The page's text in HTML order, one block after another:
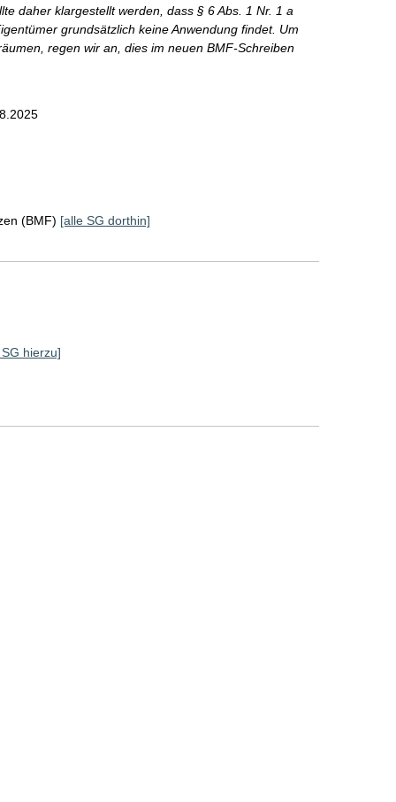
daher klargestellt werden, dass § 6 Abs. 1 Nr. 1 a
grundsätzlich keine Anwendung findet. Um
regen wir an, dies im neuen BMF-Schreiben
(BMF) [alle SG dorthin]
hierzu]